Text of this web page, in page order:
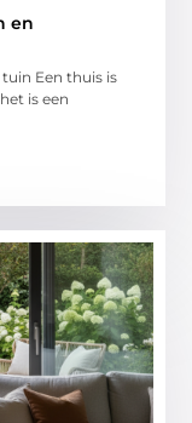
en
Een thuis is
is een